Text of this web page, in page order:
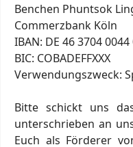
Benchen Phuntsok
Commerzbank Köln
IBAN: DE 46 3704
BIC: COBADEFFXXX
Verwendungszweck:
Bitte schickt uns
unterschrieben an
Euch als Förderer